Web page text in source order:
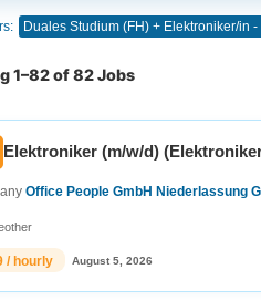
1–82 of 82 Jobs
Elektroniker (m/w/d)
Office People GmbH Niederlassung
other
/ hourly August 5, 2026